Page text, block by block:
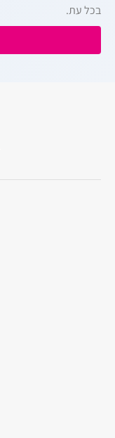
בכל עת.